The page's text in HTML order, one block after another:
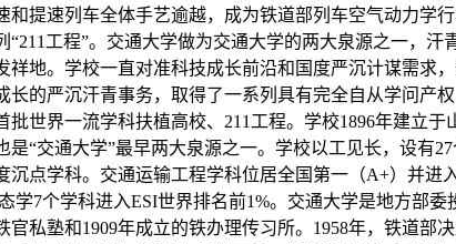
和提速列车全体手艺逾越，成为铁道部列车空气动力
工程”。交通大学做为交通大学的两大泉源之一，
地。学校一直对准科技成长前沿和国度严沉计谋需
的严沉汗青事务，取得了一系列具有完全自从学问产
世界一流学科扶植高校、211工程。学校1896年建立
“交通大学”最早两大泉源之一。学校以工见长，设有
点学科。交通运输工程学科位居全国第一（A+）并进
学7个学科进入ESI世界排名前1%。交通大学是地方部
官私塾和1909年成立的铁办理传习所。1958年，铁道